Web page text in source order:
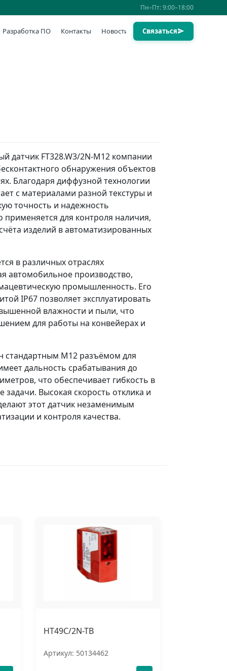
Пн–Пт: 9:00–18:00
Разработка ПО Контакты Новости Связаться
датчик FT328.W3/2N-M12 компании
обнаружения объектов
Благодаря диффузной технологии
с материалами разной текстуры и
точность и надежность
для контроля наличия,
изделий в автоматизированных
в различных отраслях
автомобильное производство,
промышленность. Его
IP67 позволяет эксплуатировать
влажности и пыли, что
для работы на конвейерах и
стандартным M12 разъёмом для
дальность срабатывания до
что обеспечивает гибкость в
задачи. Высокая скорость отклика и
этот датчик незаменимым
и контроля качества.
HT49C/2N-TB
Артикул: 50134462